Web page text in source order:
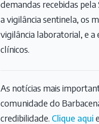
demandas recebidas
a vigilância sentinela, os
vigilância laboratorial, e a
clínicos.
As notícias mais
comunidade do
credibilidade. Clique aqui